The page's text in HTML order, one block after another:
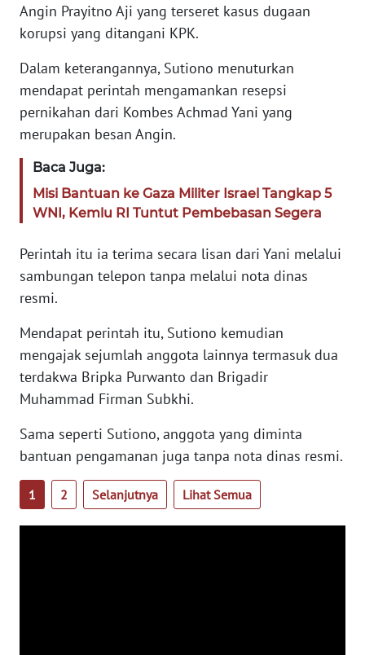
Angin Prayitno Aji yang terseret kasus dugaan
korupsi yang ditangani KPK.
Dalam keterangannya, Sutiono menuturkan
mendapat perintah mengamankan resepsi
pernikahan dari Kombes Achmad Yani yang
merupakan besan Angin.
Baca Juga:
Misi Bantuan ke Gaza Militer Israel Tangkap 5
WNI, Kemlu RI Tuntut Pembebasan Segera
Perintah itu ia terima secara lisan dari Yani melalui
sambungan telepon tanpa melalui nota dinas
resmi.
Mendapat perintah itu, Sutiono kemudian
mengajak sejumlah anggota lainnya termasuk dua
terdakwa Bripka Purwanto dan Brigadir
Muhammad Firman Subkhi.
Sama seperti Sutiono, anggota yang diminta
bantuan pengamanan juga tanpa nota dinas resmi.
1 2 Selanjutnya Lihat Semua
DISCLAIMER
Wahana
Regional
WN
WN
JAKARTA
WN
JABAR
BANTEN
WN
NTT
WN
KEPRI